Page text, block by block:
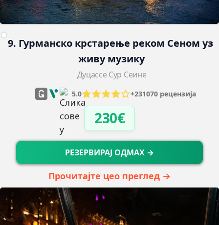
9. Гурманско крстарење реком Сеном уз
живу музику
Дуцассе Сур Сеине
5.0 +231070 рецензија
230€
РЕЗЕРВИРАЈ ОДМАХ →
Прочитајте цео преглед →